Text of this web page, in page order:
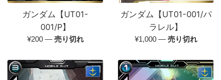
ガンダム【UT01-
001/P】
通
価
格
¥200 — 売り切れ
ガンダム【UT01-001/パ
ラレル】
通
価
格
¥1,000 — 売り切れ